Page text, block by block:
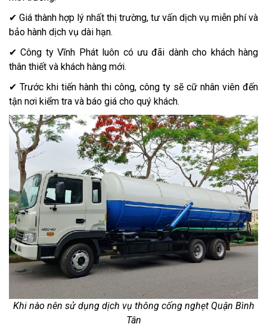
✔ Giá thành hợp lý nhất thị trường, tư vấn dịch vụ miễn phí và
bảo hành dịch vụ dài hạn.
✔ Công ty Vĩnh Phát luôn có ưu đãi dành cho khách hàng
thân thiết và khách hàng mới.
✔ Trước khi tiến hành thi công, công ty sẽ cữ nhân viên đến
tận nơi kiểm tra và báo giá cho quý khách.
Khi nào nên sử dụng dịch vụ thông cống nghẹt Quận Bình
Tân